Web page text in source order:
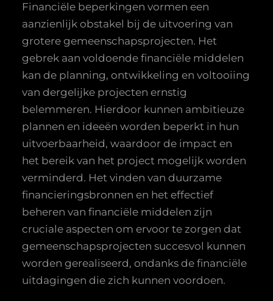
Financiële beperkingen vormen een
aanzienlijk obstakel bij de uitvoering van
grotere gemeenschapsprojecten. Het
gebrek aan voldoende financiële middelen
kan de planning, ontwikkeling en voltooiing
van dergelijke projecten ernstig
belemmeren. Hierdoor kunnen ambitieuze
plannen en ideeën worden beperkt in hun
uitvoerbaarheid, waardoor de impact en
het bereik van het project mogelijk worden
verminderd. Het vinden van duurzame
financieringsbronnen en het effectief
beheren van financiële middelen zijn
cruciale aspecten om ervoor te zorgen dat
gemeenschapsprojecten succesvol kunnen
worden gerealiseerd, ondanks de financiële
uitdagingen die zich kunnen voordoen.